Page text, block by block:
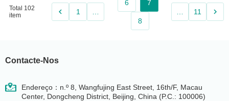
Total 102
item
keyboard_arrow_left 1
6 7
8
11 keyboard_arrow_right
Contacte-Nos
Endereço：n.º 8, Wangfujing East Street, 16th/F, Macau
Center, Dongcheng District, Beijing, China (P.C.: 100006)